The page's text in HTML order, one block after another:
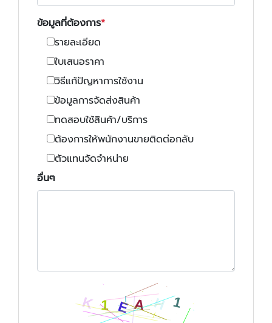
ข้อมูลที่ต้องการ
รายละเอียด
ใบเสนอราคา
วิธีแก้ปัญหาการใช้งาน
ข้อมูลการจัดส่งสินค้า
ทดสอบใช้สินค้า/บริการ
ต้องการให้พนักงานขายติดต่อกลับ
ตัวแทนจัดจำหน่าย
อื่นๆ